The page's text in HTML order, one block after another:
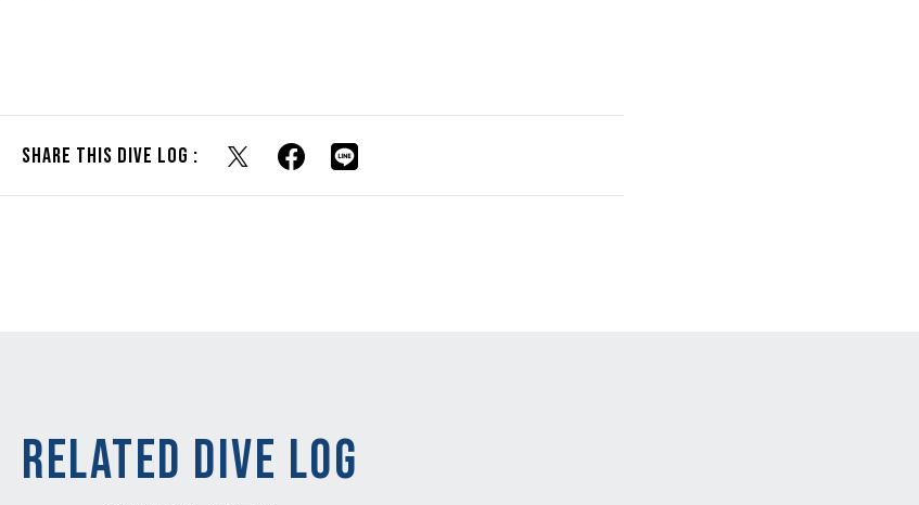
Share this dive log :
RELATED DIVE LOG